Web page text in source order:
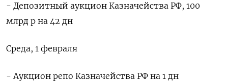
- Депозитный аукцион Казначейства РФ, 100
млрд р на 42 дн
Среда, 1 февраля
- Аукцион репо Казначейства РФ на 1 дн